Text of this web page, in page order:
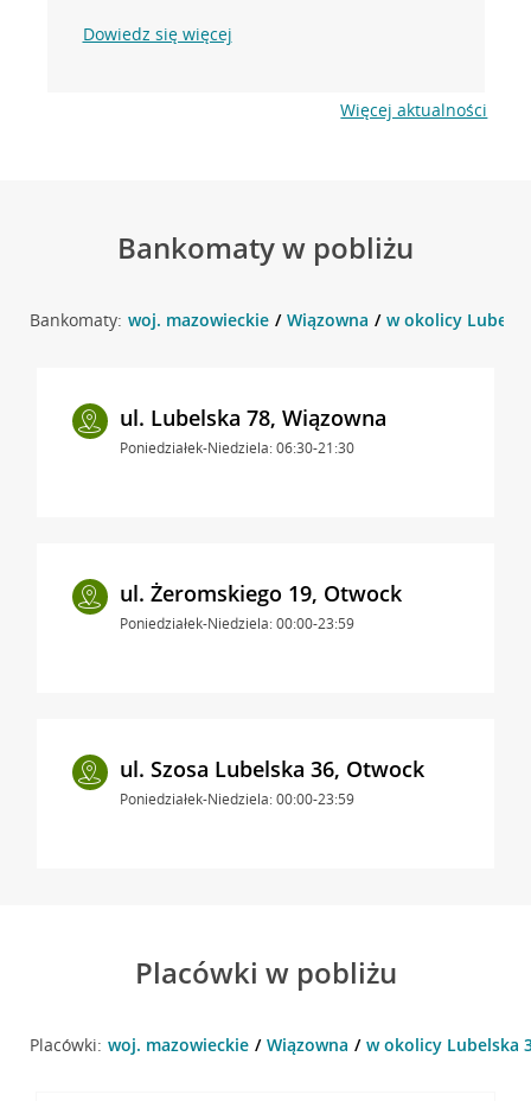
Dowiedz się więcej
Więcej aktualności
Bankomaty w pobliżu
Bankomaty: woj. mazowieckie Wiązowna w okolicy
ul. Lubelska 78, Wiązowna
Poniedziałek-Niedziela: 06:30-21:30
ul. Żeromskiego 19, Otwock
Poniedziałek-Niedziela: 00:00-23:59
ul. Szosa Lubelska 36, Otwock
Poniedziałek-Niedziela: 00:00-23:59
Placówki w pobliżu
Placówki: woj. mazowieckie Wiązowna w okolicy Lubelska